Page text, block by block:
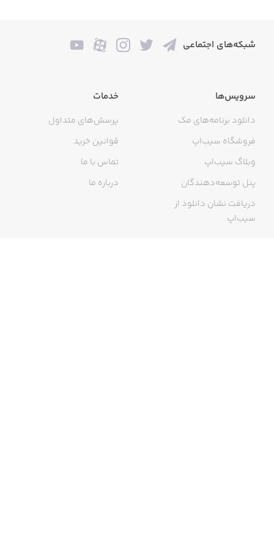
شبکه‌های اجتماعی
سرویس‌ها
دانلود برنامه‌های مک
فروشگاه سیب‌اپ
وبلاگ سیب‌اپ
پنل توسعه‌دهندگان
دریافت نشان دانلود از
سیب‌اپ
خدمات
پرسش‌های متداول
قوانین خرید
تماس با ما
درباره ما